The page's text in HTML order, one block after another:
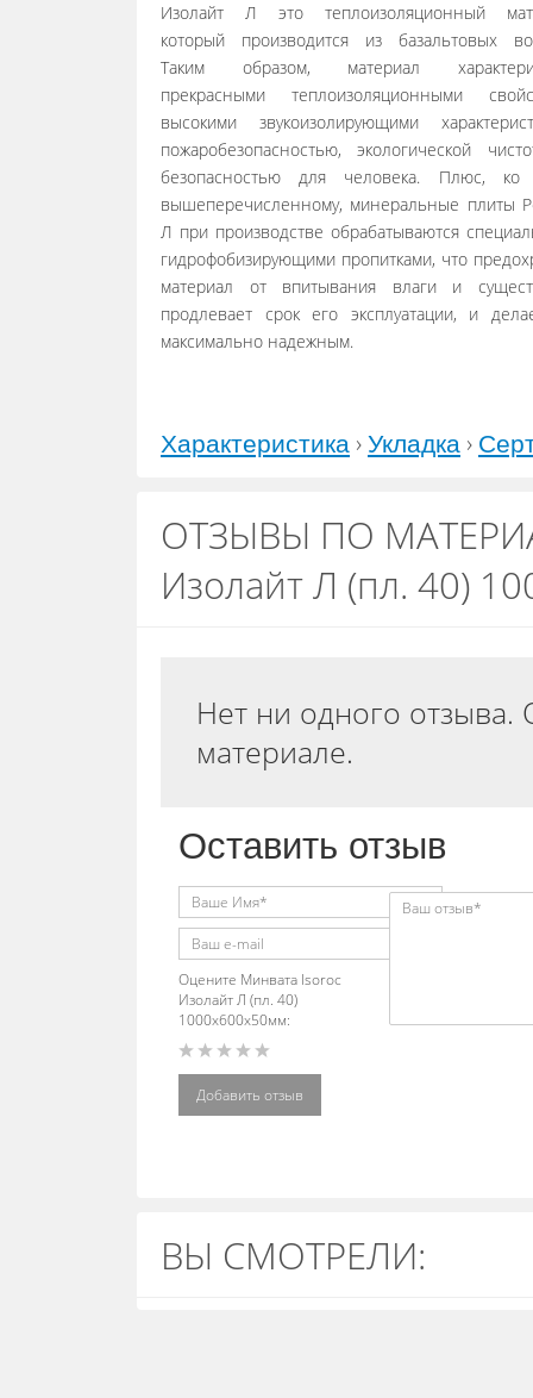
Изолайт Л это теплоизоляционный
который производится из базальтовых
Таким образом, материал
прекрасными теплоизоляционными
высокими звукоизолирующими
пожаробезопасностью, экологической
безопасностью для человека. Плюс, ко
вышеперечисленному, минеральные плиты
Л при производстве обрабатываются
гидрофобизирующими пропитками, что
материал от впитывания влаги и
продлевает срок его эксплуатации, и
максимально надежным.
Характеристика › Укладка ›
ОТЗЫВЫ ПО
Изолайт Л (пл. 40)
Нет ни одного отзыва.
материале.
Оставить отзыв
Оцените Минвата Isoroc
Изолайт Л (пл. 40)
1000х600х50мм:
Добавить отзыв
ВЫ СМОТРЕЛИ: